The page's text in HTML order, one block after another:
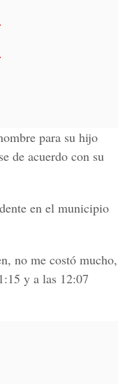
para su hijo
de acuerdo con su
en el municipio
no me costó mucho,
y a las 12:07